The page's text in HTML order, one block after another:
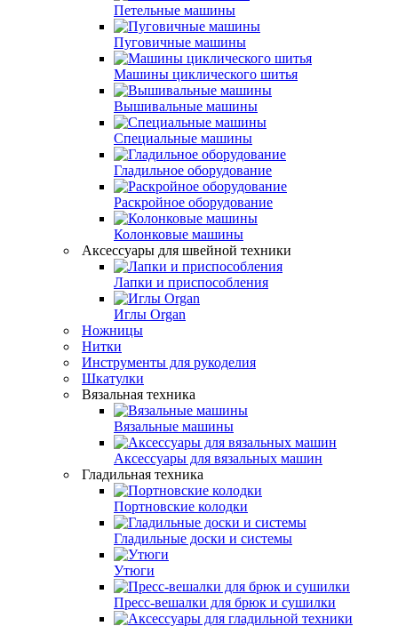
Петельные машины
Пуговичные машины
Машины циклического шитья
Вышивальные машины
Специальные машины
Гладильное оборудование
Раскройное оборудование
Колонковые машины
Аксессуары для швейной техники
Лапки и приспособления
Иглы Organ
Ножницы
Нитки
Инструменты для рукоделия
Шкатулки
Вязальная техника
Вязальные машины
Аксессуары для вязальных машин
Гладильная техника
Портновские колодки
Гладильные доски и системы
Утюги
Пресс-вешалки для брюк и сушилки